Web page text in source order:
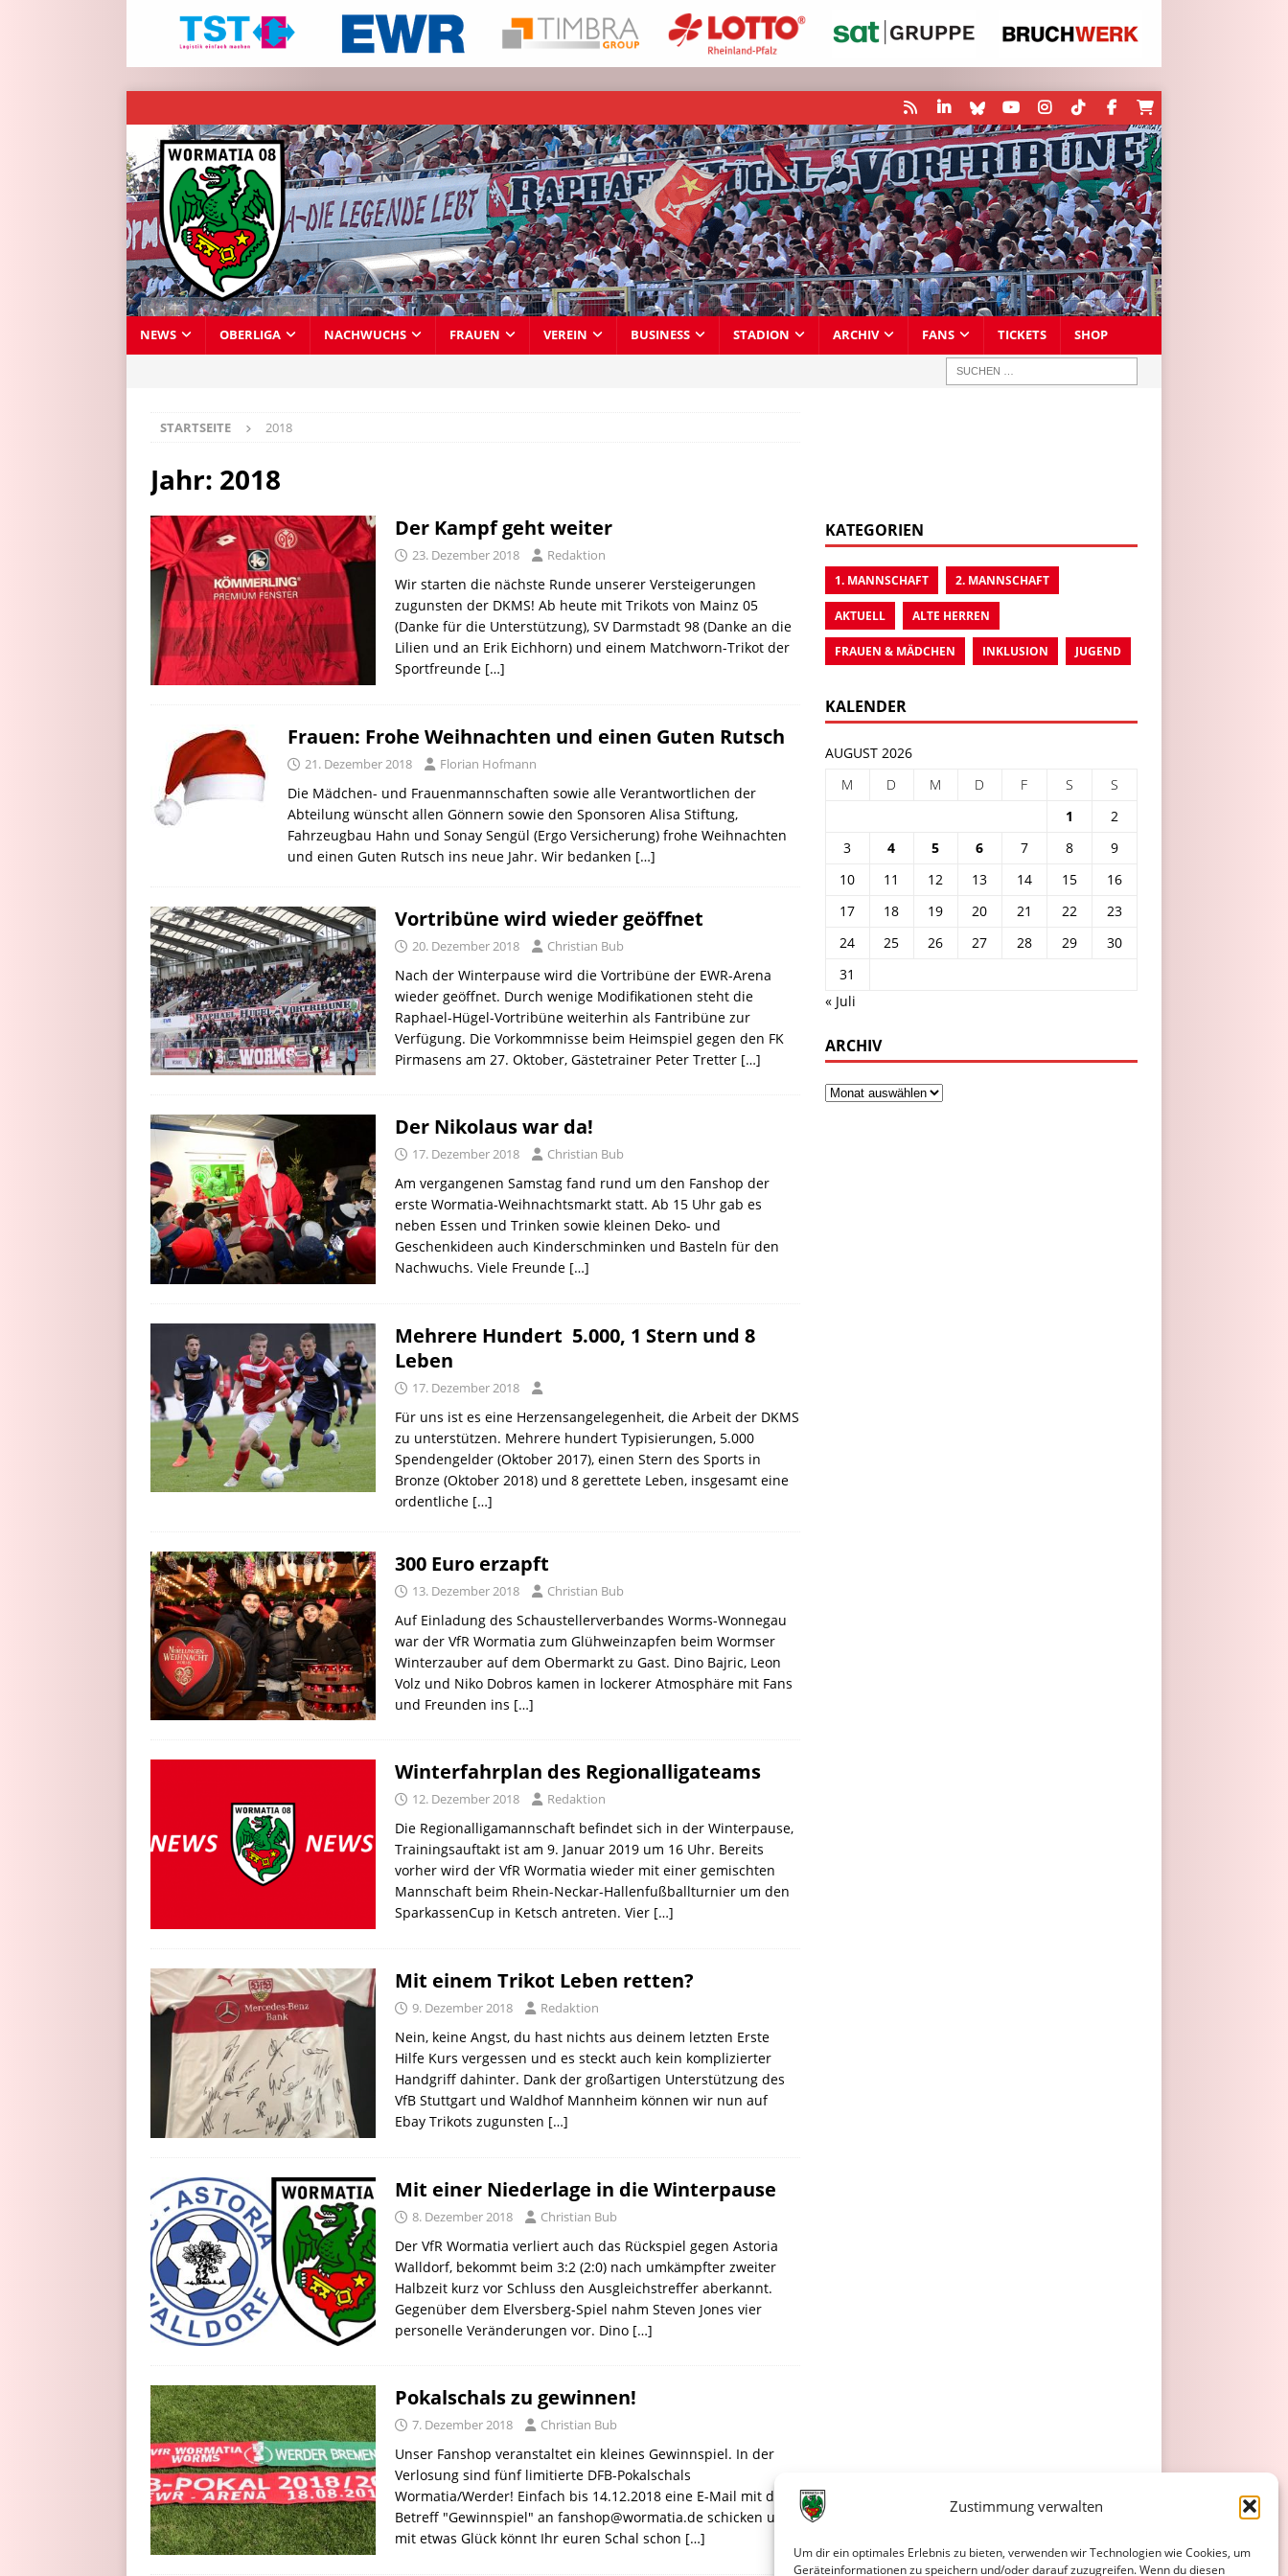
Zustimmung verwalten
Um dir ein optimales Erlebnis zu bieten, verwenden wir Technologien wie Cookies, um
Geräteinformationen zu speichern und/oder darauf zuzugreifen. Wenn du diesen
NEWS OBERLIGA NACHWUCHS FRAUEN VEREIN BUSINESS STADION ARCHIV FANS TICKETS SHOP
STARTSEITE 2018
Jahr: 2018
Der Kampf geht weiter
23. Dezember 2018 Redaktion
Wir starten die nächste Runde unserer Versteigerungen
zugunsten der DKMS! Ab heute mit Trikots von Mainz 05
(Danke für die Unterstützung), SV Darmstadt 98 (Danke an die
Lilien und an Erik Eichhorn) und einem Matchworn-Trikot der
Sportfreunde […]
Frauen: Frohe Weihnachten und einen Guten Rutsch
21. Dezember 2018 Florian Hofmann
Die Mädchen- und Frauenmannschaften sowie alle Verantwortlichen der
Abteilung wünscht allen Gönnern sowie den Sponsoren Alisa Stiftung,
Fahrzeugbau Hahn und Sonay Sengül (Ergo Versicherung) frohe Weihnachten
und einen Guten Rutsch ins neue Jahr. Wir bedanken […]
Vortribüne wird wieder geöffnet
20. Dezember 2018 Christian Bub
Nach der Winterpause wird die Vortribüne der EWR-Arena
wieder geöffnet. Durch wenige Modifikationen steht die
Raphael-Hügel-Vortribüne weiterhin als Fantribüne zur
Verfügung. Die Vorkommnisse beim Heimspiel gegen den FK
Pirmasens am 27. Oktober, Gästetrainer Peter Tretter […]
Der Nikolaus war da!
17. Dezember 2018 Christian Bub
Am vergangenen Samstag fand rund um den Fanshop der
erste Wormatia-Weihnachtsmarkt statt. Ab 15 Uhr gab es
neben Essen und Trinken sowie kleinen Deko- und
Geschenkideen auch Kinderschminken und Basteln für den
Nachwuchs. Viele Freunde […]
Mehrere Hundert  5.000, 1 Stern und 8
Leben
17. Dezember 2018
Für uns ist es eine Herzensangelegenheit, die Arbeit der DKMS
zu unterstützen. Mehrere hundert Typisierungen, 5.000 
Spendengelder (Oktober 2017), einen Stern des Sports in
Bronze (Oktober 2018) und 8 gerettete Leben, insgesamt eine
ordentliche […]
300 Euro erzapft
13. Dezember 2018 Christian Bub
Auf Einladung des Schaustellerverbandes Worms-Wonnegau
war der VfR Wormatia zum Glühweinzapfen beim Wormser
Winterzauber auf dem Obermarkt zu Gast. Dino Bajric, Leon
Volz und Niko Dobros kamen in lockerer Atmosphäre mit Fans
und Freunden ins […]
Winterfahrplan des Regionalligateams
12. Dezember 2018 Redaktion
Die Regionalligamannschaft befindet sich in der Winterpause,
Trainingsauftakt ist am 9. Januar 2019 um 16 Uhr. Bereits
vorher wird der VfR Wormatia wieder mit einer gemischten
Mannschaft beim Rhein-Neckar-Hallenfußballturnier um den
SparkassenCup in Ketsch antreten. Vier […]
Mit einem Trikot Leben retten?
9. Dezember 2018 Redaktion
Nein, keine Angst, du hast nichts aus deinem letzten Erste
Hilfe Kurs vergessen und es steckt auch kein komplizierter
Handgriff dahinter. Dank der großartigen Unterstützung des
VfB Stuttgart und Waldhof Mannheim können wir nun auf
Ebay Trikots zugunsten […]
Mit einer Niederlage in die Winterpause
8. Dezember 2018 Christian Bub
Der VfR Wormatia verliert auch das Rückspiel gegen Astoria
Walldorf, bekommt beim 3:2 (2:0) nach umkämpfter zweiter
Halbzeit kurz vor Schluss den Ausgleichstreffer aberkannt.
Gegenüber dem Elversberg-Spiel nahm Steven Jones vier
personelle Veränderungen vor. Dino […]
Pokalschals zu gewinnen!
7. Dezember 2018 Christian Bub
Unser Fanshop veranstaltet ein kleines Gewinnspiel. In der
Verlosung sind fünf limitierte DFB-Pokalschals
Wormatia/Werder! Einfach bis 14.12.2018 eine E-Mail mit dem
Betreff "Gewinnspiel" an fanshop@wormatia.de schicken und
mit etwas Glück könnt Ihr euren Schal schon […]
KATEGORIEN
1. MANNSCHAFT 2. MANNSCHAFT
AKTUELL ALTE HERREN
FRAUEN & MÄDCHEN INKLUSION JUGEND
KALENDER
AUGUST 2026
M
D M D F S
S
1
2
3
4 5 6 7 8
9
10
11 12 13 14 15
16
17
18 19 20 21 22
23
24
25 26 27 28 29
30
31
« Juli
ARCHIV